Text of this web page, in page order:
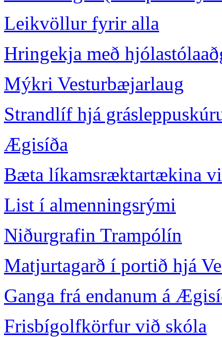
Leikvöllur fyrir alla
Hringekja með
Mýkri Vesturbæjarlaug
Strandlíf hjá
Ægisíða
Bæta líkamsræktartækina
List í almenningsrými
Niðurgrafin Trampólín
Matjurtagarð í portið hjá
Ganga frá endanum á
Frisbígolfkörfur við skóla